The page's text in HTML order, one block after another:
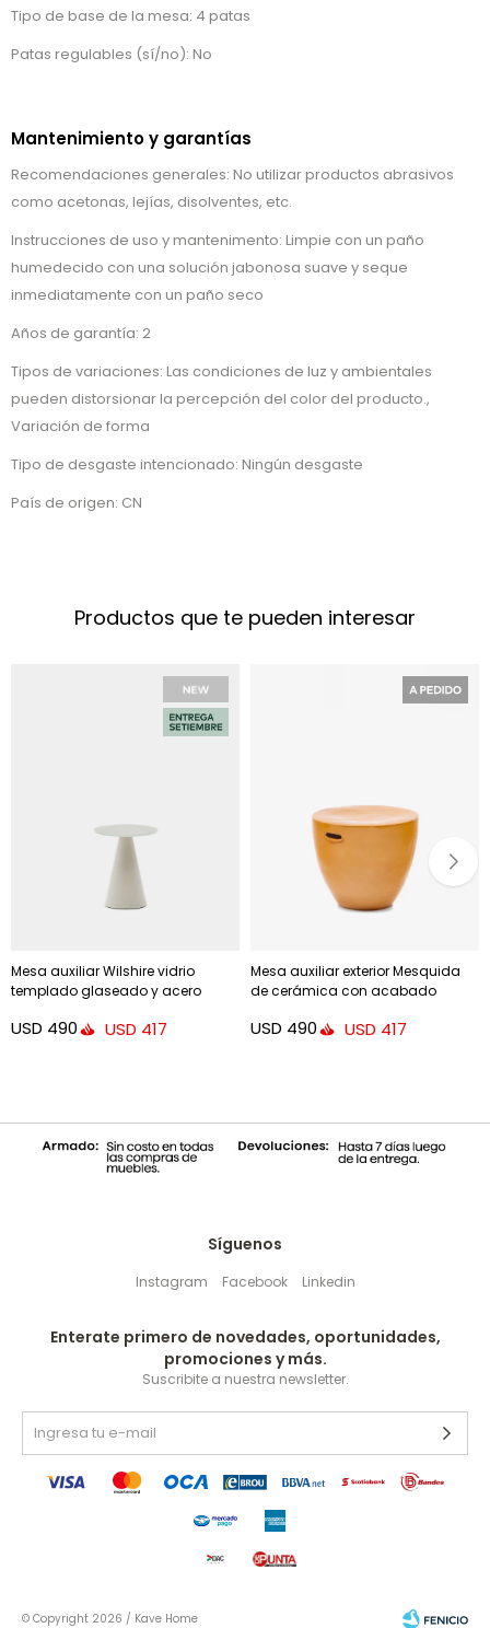
Tipo de base de la mesa: 4 patas
Patas regulables (sí/no): No
Mantenimiento y garantías
Recomendaciones generales: No utilizar productos abrasivos
como acetonas, lejías, disolventes, etc.
Instrucciones de uso y mantenimento: Limpie con un paño
humedecido con una solución jabonosa suave y seque
inmediatamente con un paño seco
Años de garantía: 2
Tipos de variaciones: Las condiciones de luz y ambientales
pueden distorsionar la percepción del color del producto.,
Variación de forma
Tipo de desgaste intencionado: Ningún desgaste
País de origen: CN
Productos que te pueden interesar
Mesa auxiliar Wilshire vidrio
templado glaseado y acero
Ø35cm
USD 490 USD 417
Mesa auxiliar exterior Mesquida
de cerámica con acabado
USD 490 USD 417
Síguenos
Instagram Facebook Linkedin
Enterate primero de novedades, oportunidades,
promociones y más.
Suscribite a nuestra newsletter.
© Copyright 2026 / Kave Home